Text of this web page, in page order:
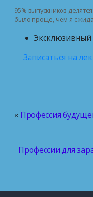
95% выпускников
было проще, чем я
Записаться на
« Профессия
Профессии для